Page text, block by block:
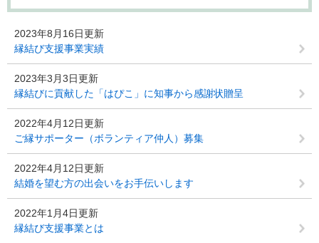
2023年8月16日更新
縁結び支援事業実績
2023年3月3日更新
縁結びに貢献した「はぴこ」に知事から感謝状贈呈
2022年4月12日更新
ご縁サポーター（ボランティア仲人）募集
2022年4月12日更新
結婚を望む方の出会いをお手伝いします
2022年1月4日更新
縁結び支援事業とは